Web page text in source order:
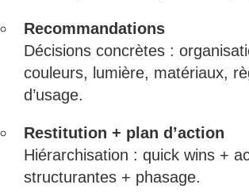
Recommandations
Décisions concrètes :
couleurs, lumière, matériaux,
d’usage.
Restitution + plan d’action
Hiérarchisation : quick wins +
structurantes + phasage.